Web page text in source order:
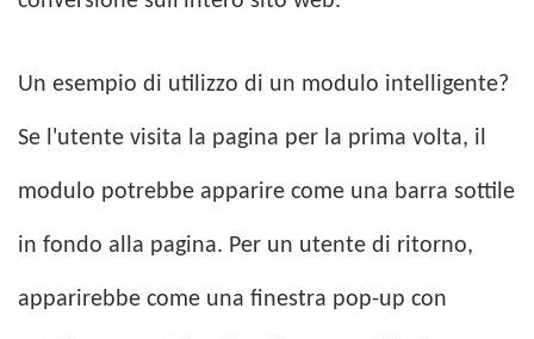
Un esempio di utilizzo di un modulo intelligente?
Se l'utente visita la pagina per la prima volta, il
modulo potrebbe apparire come una barra sottile
in fondo alla pagina. Per un utente di ritorno,
apparirebbe come una finestra pop-up con